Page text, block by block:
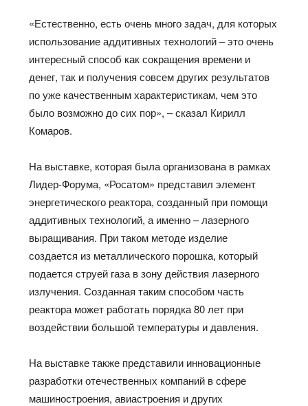
«Естественно, есть очень много задач, для которых
использование аддитивных технологий – это очень
интересный способ как сокращения времени и
денег, так и получения совсем других результатов
по уже качественным характеристикам, чем это
было возможно до сих пор», – сказал Кирилл
Комаров.
На выставке, которая была организована в рамках
Лидер-Форума, «Росатом» представил элемент
энергетического реактора, созданный при помощи
аддитивных технологий, а именно – лазерного
выращивания. При таком методе изделие
создается из металлического порошка, который
подается струей газа в зону действия лазерного
излучения. Созданная таким способом часть
реактора может работать порядка 80 лет при
воздействии большой температуры и давления.
На выставке также представили инновационные
разработки отечественных компаний в сфере
машиностроения, авиастроения и других